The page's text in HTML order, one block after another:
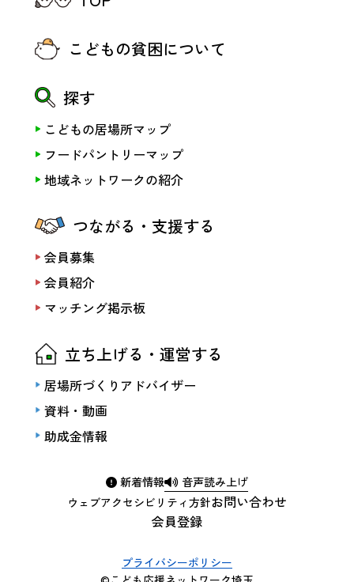
新着情報 音声読み上げ
会員登録
お問い合わせ
ウェブアクセシビリティ方針
こどもの貧困について
探す
こどもの居場所マップ
フードパントリーマップ
地域ネットワークの紹介
つながる・支援する
会員募集
会員紹介
マッチング掲示板
立ち上げる・運営する
居場所づくりアドバイザー
資料・動画
助成金情報
プライバシーポリシー